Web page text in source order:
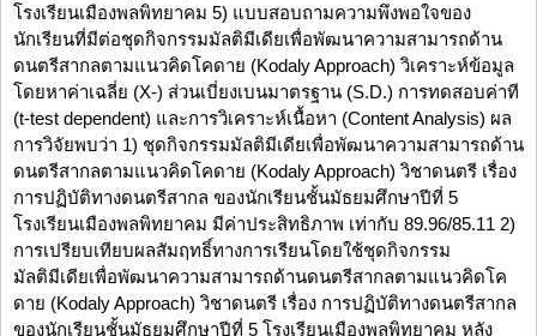
โรงเรียนเมืองพลพิทยาคม 5) แบบสอบถามความพึงพอใจของ
นักเรียนที่มีต่อชุดกิจกรรมมัลติมีเดียเพื่อพัฒนาความสามารถด้าน
ดนตรีสากลตามแนวคิดโคดาย (Kodaly Approach) วิเคราะห์ข้อมูล
โดยหาค่าเฉลี่ย (X-) ส่วนเบี่ยงเบนมาตรฐาน (S.D.) การทดสอบค่าที
(t-test dependent) และการวิเคราะห์เนื้อหา (Content Analysis) ผล
การวิจัยพบว่า 1) ชุดกิจกรรมมัลติมีเดียเพื่อพัฒนาความสามารถด้าน
ดนตรีสากลตามแนวคิดโคดาย (Kodaly Approach) วิชาดนตรี เรื่อง
การปฏิบัติทางดนตรีสากล ของนักเรียนชั้นมัธยมศึกษาปีที่ 5
โรงเรียนเมืองพลพิทยาคม มีค่าประสิทธิภาพ เท่ากับ 89.96/85.11 2)
การเปรียบเทียบผลสัมฤทธิ์ทางการเรียนโดยใช้ชุดกิจกรรม
มัลติมีเดียเพื่อพัฒนาความสามารถด้านดนตรีสากลตามแนวคิดโค
ดาย (Kodaly Approach) วิชาดนตรี เรื่อง การปฏิบัติทางดนตรีสากล
ของนักเรียนชั้นมัธยมศึกษาปีที่ 5 โรงเรียนเมืองพลพิทยาคม หลัง